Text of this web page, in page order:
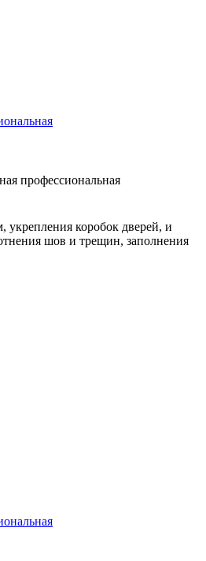
профессиональная
коробок дверей, и
шов и трещин, заполнения